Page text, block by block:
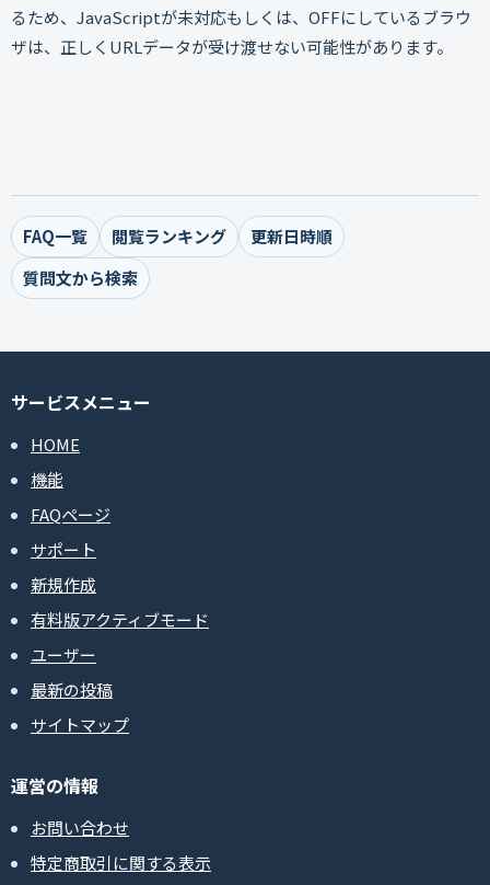
るため、JavaScriptが未対応もしくは、OFFにしているブラウ
ザは、正しくURLデータが受け渡せない可能性があります。
FAQ一覧 閲覧ランキング
更新日時順
質問文から検索
サービスメニュー
HOME
機能
FAQページ
サポート
新規作成
有料版アクティブモード
ユーザー
最新の投稿
サイトマップ
運営の情報
お問い合わせ
特定商取引に関する表示